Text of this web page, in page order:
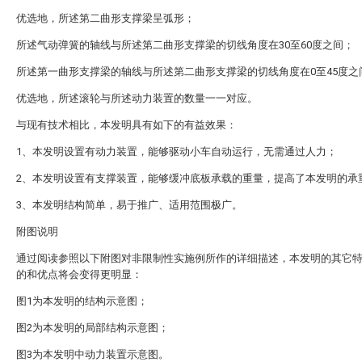
优选地，所述第二曲形支撑梁呈弧形；
所述气动弹簧的轴线与所述第二曲形支撑梁的切线角度在30至60度之间；
所述第一曲形支撑梁的轴线与所述第二曲形支撑梁的切线角度在0至45度之
优选地，所述滚轮与所述动力装置的数量一一对应。
与现有技术相比，本发明具有如下的有益效果：
1、本发明设置有动力装置，能够驱动小车自动运行，无需通过人力；
2、本发明设置有支撑装置，能够缓冲底板承载的重量，提高了本发明的承
3、本发明结构简单，易于推广、适用范围极广。
附图说明
通过阅读参照以下附图对非限制性实施例所作的详细描述，本发明的其它
的和优点将会变得更明显：
图1为本发明的结构示意图；
图2为本发明的局部结构示意图；
图3为本发明中动力装置示意图。